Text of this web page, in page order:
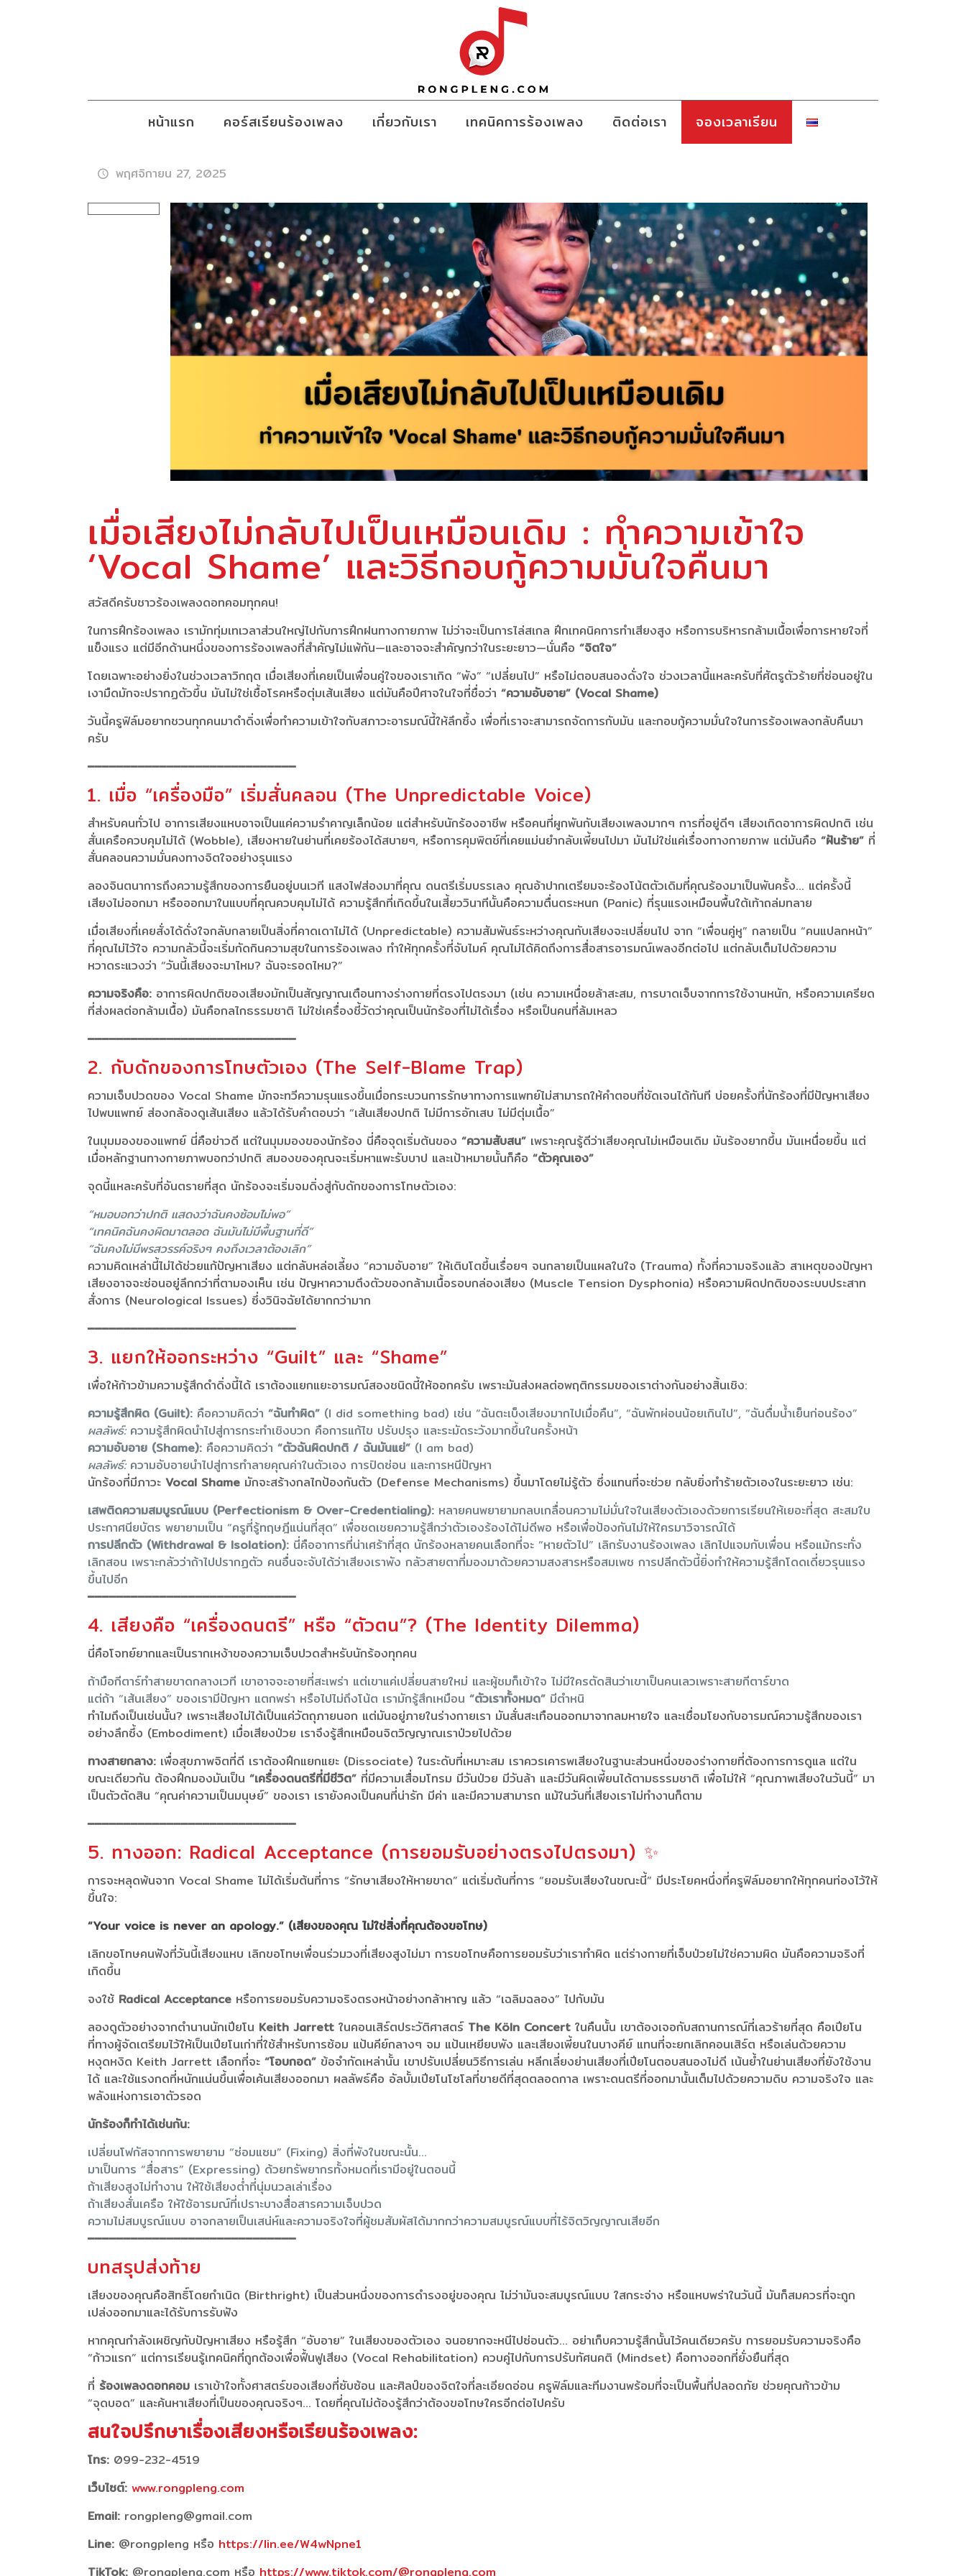
หน้าแรก คอร์สเรียนร้องเพลง เกี่ยวกับเรา เทคนิคการร้องเพลง ติดต่อเรา จองเวลาเรียน
พฤศจิกายน 27, 2025
เมื่อเสียงไม่กลับไปเป็นเหมือนเดิม : ทำความเข้าใจ
‘Vocal Shame’ และวิธีกอบกู้ความมั่นใจคืนมา
สวัสดีครับชาวร้องเพลงดอทคอมทุกคน!
ในการฝึกร้องเพลง เรามักทุ่มเทเวลาส่วนใหญ่ไปกับการฝึกฝนทางกายภาพ ไม่ว่าจะเป็นการไล่สเกล ฝึกเทคนิคการทำเสียงสูง หรือการบริหารกล้ามเนื้อเพื่อการหายใจที่
แข็งแรง แต่มีอีกด้านหนึ่งของการร้องเพลงที่สำคัญไม่แพ้กัน—และอาจจะสำคัญกว่าในระยะยาว—นั่นคือ“จิตใจ”
โดยเฉพาะอย่างยิ่งในช่วงเวลาวิกฤต เมื่อเสียงที่เคยเป็นเพื่อนคู่ใจของเราเกิด “พัง” “เปลี่ยนไป” หรือไม่ตอบสนองดั่งใจ ช่วงเวลานี้แหละครับที่ศัตรูตัวร้ายที่ซ่อนอยู่ใน
เงามืดมักจะปรากฏตัวขึ้น มันไม่ใช่เชื้อโรคหรือตุ่มเส้นเสียง แต่มันคือปีศาจในใจที่ชื่อว่า“ความอับอาย” (Vocal Shame)
วันนี้ครูฟิล์มอยากชวนทุกคนมาดำดิ่งเพื่อทำความเข้าใจกับสภาวะอารมณ์นี้ให้ลึกซึ้ง เพื่อที่เราจะสามารถจัดการกับมัน และกอบกู้ความมั่นใจในการร้องเพลงกลับคืนมา
ครับ
━━━━━━━━━━━━━━━━━━━━━━━━━━━━━
1. เมื่อ “เครื่องมือ” เริ่มสั่นคลอน (The Unpredictable Voice)
สำหรับคนทั่วไป อาการเสียงแหบอาจเป็นแค่ความรำคาญเล็กน้อย แต่สำหรับนักร้องอาชีพ หรือคนที่ผูกพันกับเสียงเพลงมากๆ การที่อยู่ดีๆ เสียงเกิดอาการผิดปกติ เช่น
สั่นเครือควบคุมไม่ได้ (Wobble), เสียงหายในย่านที่เคยร้องได้สบายๆ, หรือการคุมพิตช์ที่เคยแม่นยำกลับเพี้ยนไปมา มันไม่ใช่แค่เรื่องทางกายภาพ แต่มันคือ“ฝันร้าย” ที่
สั่นคลอนความมั่นคงทางจิตใจอย่างรุนแรง
ลองจินตนาการถึงความรู้สึกของการยืนอยู่บนเวที แสงไฟส่องมาที่คุณ ดนตรีเริ่มบรรเลง คุณอ้าปากเตรียมจะร้องโน้ตตัวเดิมที่คุณร้องมาเป็นพันครั้ง… แต่ครั้งนี้
เสียงไม่ออกมา หรือออกมาในแบบที่คุณควบคุมไม่ได้ ความรู้สึกที่เกิดขึ้นในเสี้ยววินาทีนั้นคือความตื่นตระหนก (Panic) ที่รุนแรงเหมือนพื้นใต้เท้าถล่มทลาย
เมื่อเสียงที่เคยสั่งได้ดั่งใจกลับกลายเป็นสิ่งที่คาดเดาไม่ได้ (Unpredictable) ความสัมพันธ์ระหว่างคุณกับเสียงจะเปลี่ยนไป จาก “เพื่อนคู่หู” กลายเป็น “คนแปลกหน้า”
ที่คุณไม่ไว้ใจ ความกลัวนี้จะเริ่มกัดกินความสุขในการร้องเพลง ทำให้ทุกครั้งที่จับไมค์ คุณไม่ได้คิดถึงการสื่อสารอารมณ์เพลงอีกต่อไป แต่กลับเต็มไปด้วยความ
หวาดระแวงว่า “วันนี้เสียงจะมาไหม? ฉันจะรอดไหม?”
ความจริงคือ: อาการผิดปกติของเสียงมักเป็นสัญญาณเตือนทางร่างกายที่ตรงไปตรงมา (เช่น ความเหนื่อยล้าสะสม, การบาดเจ็บจากการใช้งานหนัก, หรือความเครียด
ที่ส่งผลต่อกล้ามเนื้อ) มันคือกลไกธรรมชาติ ไม่ใช่เครื่องชี้วัดว่าคุณเป็นนักร้องที่ไม่ได้เรื่อง หรือเป็นคนที่ล้มเหลว
━━━━━━━━━━━━━━━━━━━━━━━━━━━━━
2. กับดักของการโทษตัวเอง (The Self-Blame Trap)
ความเจ็บปวดของ Vocal Shame มักจะทวีความรุนแรงขึ้นเมื่อกระบวนการรักษาทางการแพทย์ไม่สามารถให้คำตอบที่ชัดเจนได้ทันที บ่อยครั้งที่นักร้องที่มีปัญหาเสียง
ไปพบแพทย์ ส่องกล้องดูเส้นเสียง แล้วได้รับคำตอบว่า “เส้นเสียงปกติ ไม่มีการอักเสบ ไม่มีตุ่มเนื้อ”
ในมุมมองของแพทย์ นี่คือข่าวดี แต่ในมุมมองของนักร้อง นี่คือจุดเริ่มต้นของ“ความสับสน” เพราะคุณรู้ดีว่าเสียงคุณไม่เหมือนเดิม มันร้องยากขึ้น มันเหนื่อยขึ้น แต่
เมื่อหลักฐานทางกายภาพบอกว่าปกติ สมองของคุณจะเริ่มหาแพะรับบาป และเป้าหมายนั้นก็คือ“ตัวคุณเอง”
จุดนี้แหละครับที่อันตรายที่สุด นักร้องจะเริ่มจมดิ่งสู่กับดักของการโทษตัวเอง:
“หมอบอกว่าปกติ แสดงว่าฉันคงซ้อมไม่พอ”
“เทคนิคฉันคงผิดมาตลอด ฉันมันไม่มีพื้นฐานที่ดี”
“ฉันคงไม่มีพรสวรรค์จริงๆ คงถึงเวลาต้องเลิก”
ความคิดเหล่านี้ไม่ได้ช่วยแก้ปัญหาเสียง แต่กลับหล่อเลี้ยง “ความอับอาย” ให้เติบโตขึ้นเรื่อยๆ จนกลายเป็นแผลในใจ (Trauma) ทั้งที่ความจริงแล้ว สาเหตุของปัญหา
เสียงอาจจะซ่อนอยู่ลึกกว่าที่ตามองเห็น เช่น ปัญหาความตึงตัวของกล้ามเนื้อรอบกล่องเสียง (Muscle Tension Dysphonia) หรือความผิดปกติของระบบประสาท
สั่งการ (Neurological Issues) ซึ่งวินิจฉัยได้ยากกว่ามาก
━━━━━━━━━━━━━━━━━━━━━━━━━━━━━
3. แยกให้ออกระหว่าง “Guilt” และ “Shame”
เพื่อให้ก้าวข้ามความรู้สึกดำดิ่งนี้ได้ เราต้องแยกแยะอารมณ์สองชนิดนี้ให้ออกครับ เพราะมันส่งผลต่อพฤติกรรมของเราต่างกันอย่างสิ้นเชิง:
ความรู้สึกผิด (Guilt): คือความคิดว่า“ฉันทำผิด” (I did something bad) เช่น “ฉันตะเบ็งเสียงมากไปเมื่อคืน”, “ฉันพักผ่อนน้อยเกินไป”, “ฉันดื่มน้ำเย็นก่อนร้อง”
ผลลัพธ์:ความรู้สึกผิดนำไปสู่การกระทำเชิงบวก คือการแก้ไข ปรับปรุง และระมัดระวังมากขึ้นในครั้งหน้า
ความอับอาย (Shame): คือความคิดว่า“ตัวฉันผิดปกติ / ฉันมันแย่” (I am bad)
ผลลัพธ์:ความอับอายนำไปสู่การทำลายคุณค่าในตัวเอง การปิดซ่อน และการหนีปัญหา
นักร้องที่มีภาวะVocal Shame มักจะสร้างกลไกป้องกันตัว (Defense Mechanisms) ขึ้นมาโดยไม่รู้ตัว ซึ่งแทนที่จะช่วย กลับยิ่งทำร้ายตัวเองในระยะยาว เช่น:
เสพติดความสมบูรณ์แบบ (Perfectionism & Over-Credentialing): หลายคนพยายามกลบเกลื่อนความไม่มั่นใจในเสียงตัวเองด้วยการเรียนให้เยอะที่สุด สะสมใบ
ประกาศนียบัตร พยายามเป็น “ครูที่รู้ทฤษฎีแน่นที่สุด” เพื่อชดเชยความรู้สึกว่าตัวเองร้องได้ไม่ดีพอ หรือเพื่อป้องกันไม่ให้ใครมาวิจารณ์ได้
การปลีกตัว (Withdrawal & Isolation): นี่คืออาการที่น่าเศร้าที่สุด นักร้องหลายคนเลือกที่จะ “หายตัวไป” เลิกรับงานร้องเพลง เลิกไปแจมกับเพื่อน หรือแม้กระทั่ง
เลิกสอน เพราะกลัวว่าถ้าไปปรากฏตัว คนอื่นจะจับได้ว่าเสียงเราพัง กลัวสายตาที่มองมาด้วยความสงสารหรือสมเพช การปลีกตัวนี้ยิ่งทำให้ความรู้สึกโดดเดี่ยวรุนแรง
ขึ้นไปอีก
━━━━━━━━━━━━━━━━━━━━━━━━━━━━━
4. เสียงคือ “เครื่องดนตรี” หรือ “ตัวตน”? (The Identity Dilemma)
นี่คือโจทย์ยากและเป็นรากเหง้าของความเจ็บปวดสำหรับนักร้องทุกคน
ถ้ามือกีตาร์ทำสายขาดกลางเวที เขาอาจจะอายที่สะเพร่า แต่เขาแค่เปลี่ยนสายใหม่ และผู้ชมก็เข้าใจ ไม่มีใครตัดสินว่าเขาเป็นคนเลวเพราะสายกีตาร์ขาด
แต่ถ้า “เส้นเสียง” ของเรามีปัญหา แตกพร่า หรือไปไม่ถึงโน้ต เรามักรู้สึกเหมือน“ตัวเราทั้งหมด” มีตำหนิ
ทำไมถึงเป็นเช่นนั้น? เพราะเสียงไม่ได้เป็นแค่วัตถุภายนอก แต่มันอยู่ภายในร่างกายเรา มันสั่นสะเทือนออกมาจากลมหายใจ และเชื่อมโยงกับอารมณ์ความรู้สึกของเรา
อย่างลึกซึ้ง (Embodiment) เมื่อเสียงป่วย เราจึงรู้สึกเหมือนจิตวิญญาณเราป่วยไปด้วย
ทางสายกลาง: เพื่อสุขภาพจิตที่ดี เราต้องฝึกแยกแยะ (Dissociate) ในระดับที่เหมาะสม เราควรเคารพเสียงในฐานะส่วนหนึ่งของร่างกายที่ต้องการการดูแล แต่ใน
ขณะเดียวกัน ต้องฝึกมองมันเป็น“เครื่องดนตรีที่มีชีวิต” ที่มีความเสื่อมโทรม มีวันป่วย มีวันล้า และมีวันผิดเพี้ยนได้ตามธรรมชาติ เพื่อไม่ให้ “คุณภาพเสียงในวันนี้” มา
เป็นตัวตัดสิน “คุณค่าความเป็นมนุษย์” ของเรา เรายังคงเป็นคนที่น่ารัก มีค่า และมีความสามารถ แม้ในวันที่เสียงเราไม่ทำงานก็ตาม
━━━━━━━━━━━━━━━━━━━━━━━━━━━━━
5. ทางออก: Radical Acceptance (การยอมรับอย่างตรงไปตรงมา) ✨
การจะหลุดพ้นจาก Vocal Shame ไม่ได้เริ่มต้นที่การ “รักษาเสียงให้หายขาด” แต่เริ่มต้นที่การ “ยอมรับเสียงในขณะนี้” มีประโยคหนึ่งที่ครูฟิล์มอยากให้ทุกคนท่องไว้ให้
ขึ้นใจ:
“Your voice is never an apology.” (เสียงของคุณ ไม่ใช่สิ่งที่คุณต้องขอโทษ)
เลิกขอโทษคนฟังที่วันนี้เสียงแหบ เลิกขอโทษเพื่อนร่วมวงที่เสียงสูงไม่มา การขอโทษคือการยอมรับว่าเราทำผิด แต่ร่างกายที่เจ็บป่วยไม่ใช่ความผิด มันคือความจริงที่
เกิดขึ้น
จงใช้ Radical Acceptance หรือการยอมรับความจริงตรงหน้าอย่างกล้าหาญ แล้ว “เฉลิมฉลอง” ไปกับมัน
ลองดูตัวอย่างจากตำนานนักเปียโน Keith Jarrett ในคอนเสิร์ตประวัติศาสตร์ The Köln Concert ในคืนนั้น เขาต้องเจอกับสถานการณ์ที่เลวร้ายที่สุด คือเปียโน
ที่ทางผู้จัดเตรียมไว้ให้เป็นเปียโนเก่าที่ใช้สำหรับการซ้อม แป้นคีย์กลางๆ จม แป้นเหยียบพัง และเสียงเพี้ยนในบางคีย์ แทนที่จะยกเลิกคอนเสิร์ต หรือเล่นด้วยความ
หงุดหงิด Keith Jarrett เลือกที่จะ“โอบกอด” ข้อจำกัดเหล่านั้น เขาปรับเปลี่ยนวิธีการเล่น หลีกเลี่ยงย่านเสียงที่เปียโนตอบสนองไม่ดี เน้นย้ำในย่านเสียงที่ยังใช้งาน
ได้ และใช้แรงกดที่หนักแน่นขึ้นเพื่อเค้นเสียงออกมา ผลลัพธ์คือ อัลบั้มเปียโนโซโลที่ขายดีที่สุดตลอดกาล เพราะดนตรีที่ออกมานั้นเต็มไปด้วยความดิบ ความจริงใจ และ
พลังแห่งการเอาตัวรอด
นักร้องก็ทำได้เช่นกัน:
เปลี่ยนโฟกัสจากการพยายาม “ซ่อมแซม” (Fixing) สิ่งที่พังในขณะนั้น…
มาเป็นการ “สื่อสาร” (Expressing) ด้วยทรัพยากรทั้งหมดที่เรามีอยู่ในตอนนี้
ถ้าเสียงสูงไม่ทำงาน ให้ใช้เสียงต่ำที่นุ่มนวลเล่าเรื่อง
ถ้าเสียงสั่นเครือ ให้ใช้อารมณ์ที่เปราะบางสื่อสารความเจ็บปวด
ความไม่สมบูรณ์แบบ อาจกลายเป็นเสน่ห์และความจริงใจที่ผู้ชมสัมผัสได้มากกว่าความสมบูรณ์แบบที่ไร้จิตวิญญาณเสียอีก
━━━━━━━━━━━━━━━━━━━━━━━━━━━━━
บทสรุปส่งท้าย
เสียงของคุณคือสิทธิ์โดยกำเนิด (Birthright) เป็นส่วนหนึ่งของการดำรงอยู่ของคุณ ไม่ว่ามันจะสมบูรณ์แบบ ใสกระจ่าง หรือแหบพร่าในวันนี้ มันก็สมควรที่จะถูก
เปล่งออกมาและได้รับการรับฟัง
หากคุณกำลังเผชิญกับปัญหาเสียง หรือรู้สึก “อับอาย” ในเสียงของตัวเอง จนอยากจะหนีไปซ่อนตัว… อย่าเก็บความรู้สึกนั้นไว้คนเดียวครับ การยอมรับความจริงคือ
“ก้าวแรก” แต่การเรียนรู้เทคนิคที่ถูกต้องเพื่อฟื้นฟูเสียง (Vocal Rehabilitation) ควบคู่ไปกับการปรับทัศนคติ (Mindset) คือทางออกที่ยั่งยืนที่สุด
ที่ร้องเพลงดอทคอม เราเข้าใจทั้งศาสตร์ของเสียงที่ซับซ้อน และศิลป์ของจิตใจที่ละเอียดอ่อน ครูฟิล์มและทีมงานพร้อมที่จะเป็นพื้นที่ปลอดภัย ช่วยคุณก้าวข้าม
“จุดบอด” และค้นหาเสียงที่เป็นของคุณจริงๆ… โดยที่คุณไม่ต้องรู้สึกว่าต้องขอโทษใครอีกต่อไปครับ
สนใจปรึกษาเรื่องเสียงหรือเรียนร้องเพลง:
โทร: 099-232-4519
เว็บไซต์: www.rongpleng.com
Email: rongpleng@gmail.com
Line: @rongpleng หรือ https://lin.ee/W4wNpne1
TikTok: @rongpleng.com หรือ https://www.tiktok.com/@rongpleng.com